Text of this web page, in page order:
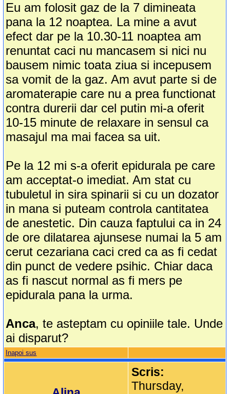
Eu am folosit gaz de la 7 dimineata
pana la 12 noaptea. La mine a avut
efect dar pe la 10.30-11 noaptea am
renuntat caci nu mancasem si nici nu
bausem nimic toata ziua si incepusem
sa vomit de la gaz. Am avut parte si de
aromaterapie care nu a prea functionat
contra durerii dar cel putin mi-a oferit
10-15 minute de relaxare in sensul ca
masajul ma mai facea sa uit.
Pe la 12 mi s-a oferit epidurala pe care
am acceptat-o imediat. Am stat cu
tubuletul in sira spinarii si cu un dozator
in mana si puteam controla cantitatea
de anestetic. Din cauza faptului ca in 24
de ore dilatarea ajunsese numai la 5 am
cerut cezariana caci cred ca as fi cedat
din punct de vedere psihic. Chiar daca
as fi nascut normal as fi mers pe
epidurala pana la urma.
Anca, te asteptam cu opiniile tale. Unde
ai disparut?
Inapoi sus
Scris:
Thursday,